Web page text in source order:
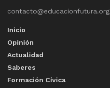
contacto@educacionfutura.org
Inicio
Opinión
Actualidad
Saberes
Formación Cívica